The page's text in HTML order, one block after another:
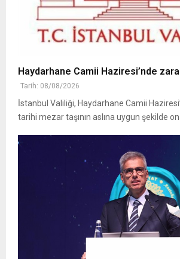
Haydarhane Camii Haziresi’nde
Tarih: 08/08/2026
İstanbul Valiliği, Haydarhane Camii
tarihi mezar taşının aslına uygun şekilde